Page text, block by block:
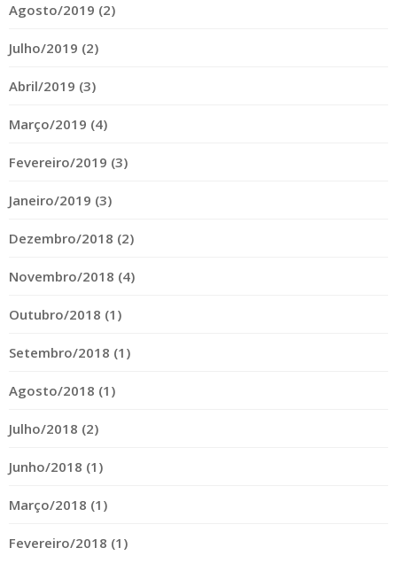
Agosto/2019 (2)
Julho/2019 (2)
Abril/2019 (3)
Março/2019 (4)
Fevereiro/2019 (3)
Janeiro/2019 (3)
Dezembro/2018 (2)
Novembro/2018 (4)
Outubro/2018 (1)
Setembro/2018 (1)
Agosto/2018 (1)
Julho/2018 (2)
Junho/2018 (1)
Março/2018 (1)
Fevereiro/2018 (1)